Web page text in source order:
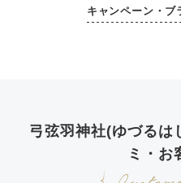
キャンペーン・ブ
弓弦羽神社(ゆづるは
ミ・お